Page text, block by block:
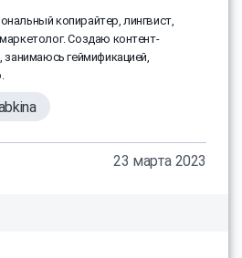
копирайтер, лингвист,
Создаю контент-
занимаюсь геймификацией,
23 марта 2023